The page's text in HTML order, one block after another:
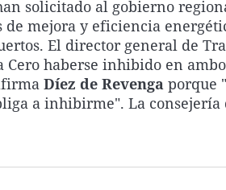
solicitado al gobierno
de mejora y eficiencia
El director general de
Cero haberse inhibido en
Díez de Revenga porque
a inhibirme". La consejería